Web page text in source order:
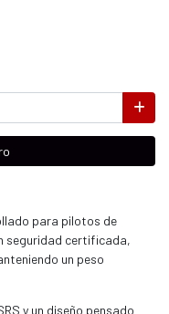
para pilotos de
seguridad certificada,
un peso
y un diseño pensado